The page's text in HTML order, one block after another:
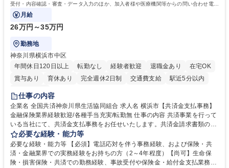
受付・内容確認・審査・データ入力のほか、加入者様や医療機関等からの問い合わせ電話
対応や書類発送等を担当します。
月給
26万円～35万円
勤務地
神奈川県横浜市中区
年間休日120日以上
転勤なし 経験者歓迎 退職金あり
在宅OK
賞与あり
育休あり 完全週休2日制 交通費支給
駅近5分以内
土日祝休み
仕事の内容
企業名 全国共済神奈川県生活協同組合 求人名 横浜市【共済金支払事務】
金融保険業界経験歓迎/各種手当充実/転勤無 仕事の内容 共済事業を行って
いる当社にて、共済金支払事務をお任せいたします。共済金請求書類の受
付・内容確認・審査・データ入力のほか、加入者様や医療機関等からの問
い合わせ電話対応や書類発送等を担当します。 ■共済金請求書類の受付、
内容確認、および共済金支払に関する審査・事務処理業務全般を担当 ■専
用システムへのデータ入力、各種必要書類の作成・発送作業 ■加入者様や
必要な経験・能力等
必要な経験・能力等 【必須】電話応対を伴う事務経験、および保険・共
済・金融業界での実務経験をお持ちの方（2～4年程度）【尚可】生命保
険・損害保険・共済での勤務経験、事故受付や保険金・給付金支払業務経